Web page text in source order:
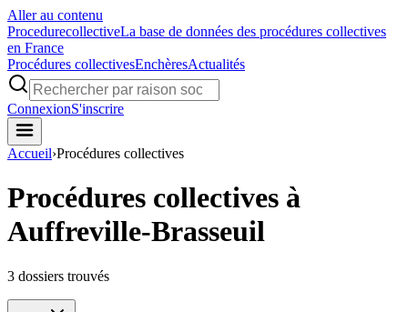
Aller au contenu
ProcedurecollectiveLa base de données des procédures collectives
en France
Procédures collectivesEnchèresActualités
ConnexionS'inscrire
Accueil›Procédures collectives
Procédures collectives à
Auffreville-Brasseuil
3 dossiers trouvés